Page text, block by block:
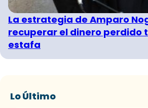
La estrategia de Amparo
recuperar el dinero perdido
estafa
Lo Último